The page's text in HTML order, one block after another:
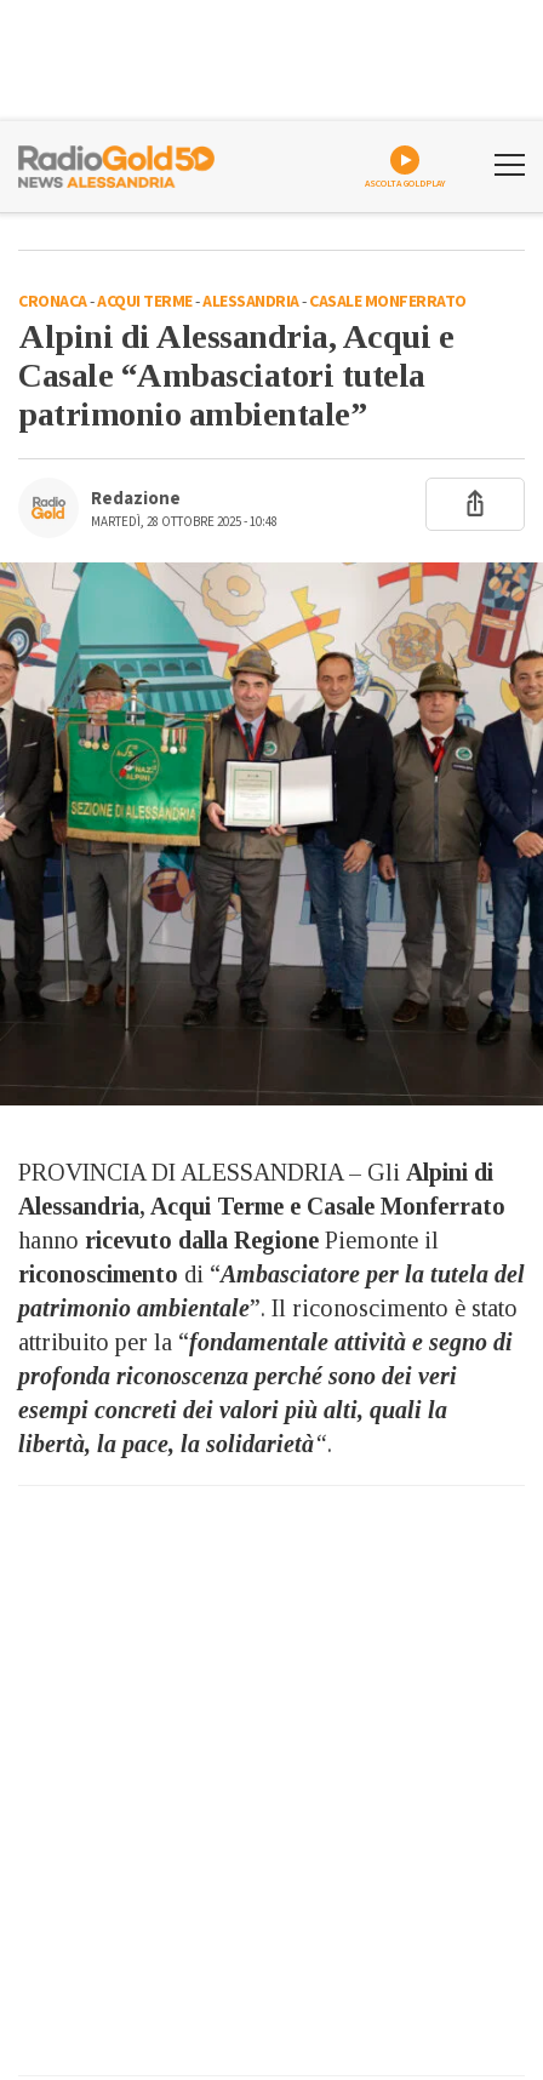
ASCOLTA GOLDPLAY
CRONACA-ACQUI TERME-ALESSANDRIA-CASALE MONFERRATO
Alpini di Alessandria, Acqui e
Casale “Ambasciatori tutela
patrimonio ambientale”
Redazione
MARTEDÌ, 28 OTTOBRE 2025 - 10:48
PROVINCIA DI ALESSANDRIA – Gli Alpini di
Alessandria, Acqui Terme e Casale Monferrato
hanno ricevuto dalla Regione Piemonte il
riconoscimento di “Ambasciatore per la tutela del
patrimonio ambientale”. Il riconoscimento è stato
attribuito per la “fondamentale attività e segno di
profonda riconoscenza perché sono dei veri
esempi concreti dei valori più alti, quali la
libertà, la pace, la solidarietà“.